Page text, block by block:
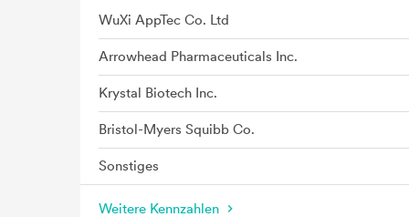
WuXi AppTec Co. Ltd
Arrowhead Pharmaceuticals Inc.
Krystal Biotech Inc.
Bristol-Myers Squibb Co.
Sonstiges
Weitere Kennzahlen